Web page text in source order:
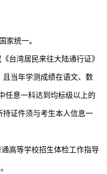
家统一。
台湾居民来往大陆通行证》
当年学测成绩在语文、数
任意一科达到均标级以上的
证件须与考生本人信息一
高等学校招生体检工作指导